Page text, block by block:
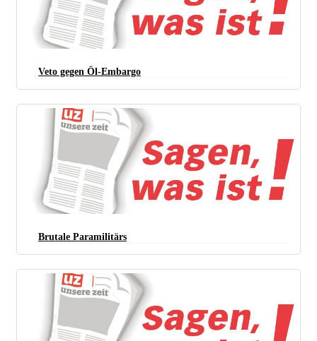
Veto gegen Öl-Embargo
Brutale Paramilitärs